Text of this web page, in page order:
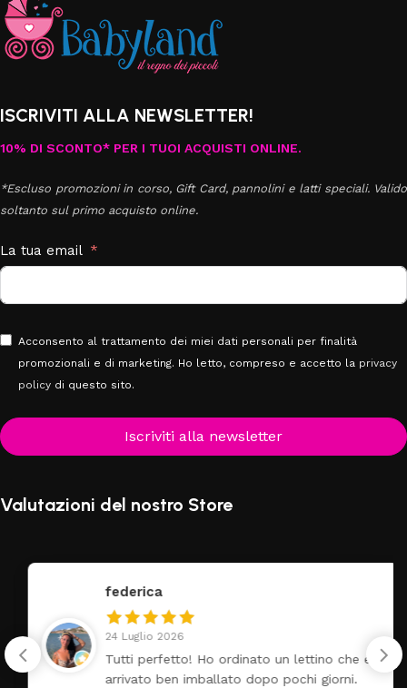
ISCRIVITI ALLA NEWSLETTER!
10% DI SCONTO* PER I TUOI ACQUISTI ONLINE.
*Escluso promozioni in corso, Gift Card, pannolini e latti speciali. Valido
soltanto sul primo acquisto online.
La tua email
Acconsento al trattamento dei miei dati personali per finalità
promozionali e di marketing. Ho letto, compreso e accetto la privacy
policy di questo sito.
Iscriviti alla newsletter
Valutazioni del nostro Store
federica
24 Luglio 2026
Tutti perfetto! Ho ordinato un lettino che é
arrivato ben imballato dopo pochi giorni.